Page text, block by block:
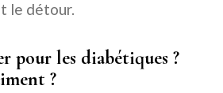
le détour.
pour les diabétiques ?
?